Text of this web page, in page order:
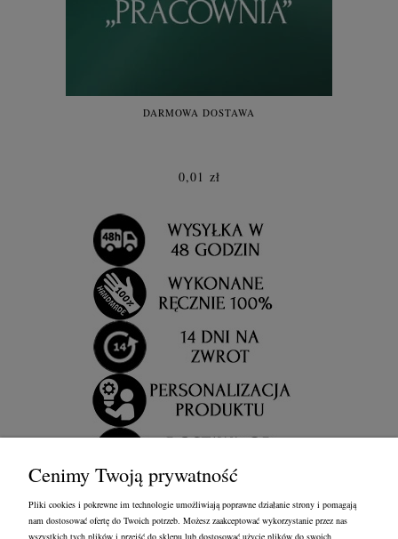
DARMOWA DOSTAWA
0,01 zł
Cenimy Twoją prywatność
Pliki cookies i pokrewne im technologie umożliwiają poprawne działanie strony i pomagają
nam dostosować ofertę do Twoich potrzeb. Możesz zaakceptować wykorzystanie przez nas
wszystkich tych plików i przejść do sklepu lub dostosować użycie plików do swoich